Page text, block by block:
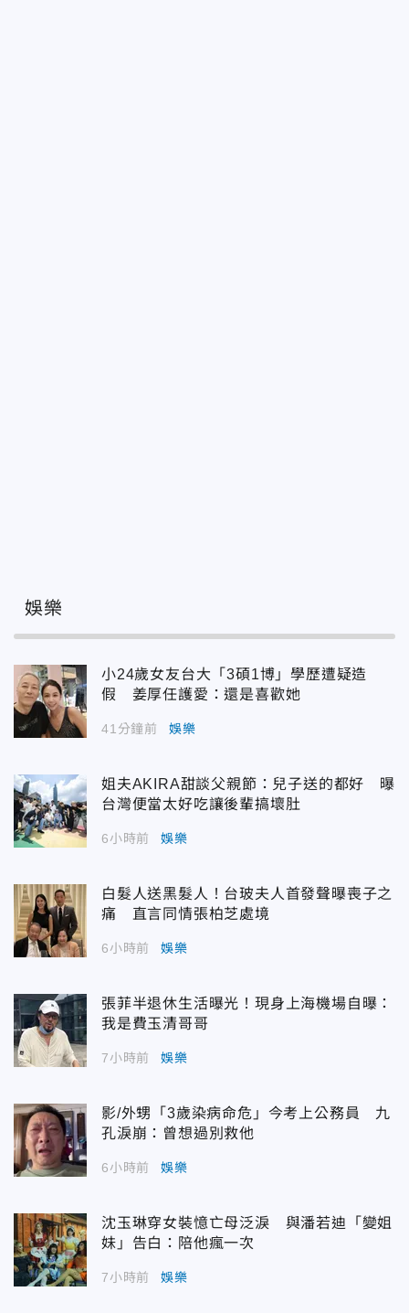
娛樂
小24歲女友台大「3碩1博」學歷遭疑造
假 姜厚任護愛：還是喜歡她
41分鐘前 娛樂
姐夫AKIRA甜談父親節：兒子送的都好 曝
台灣便當太好吃讓後輩搞壞肚
6小時前 娛樂
白髮人送黑髮人！台玻夫人首發聲曝喪子之
痛 直言同情張柏芝處境
6小時前 娛樂
張菲半退休生活曝光！現身上海機場自曝：
我是費玉清哥哥
7小時前 娛樂
影/外甥「3歲染病命危」今考上公務員 九
孔淚崩：曾想過別救他
6小時前 娛樂
沈玉琳穿女裝憶亡母泛淚 與潘若迪「變姐
妹」告白：陪他瘋一次
7小時前 娛樂